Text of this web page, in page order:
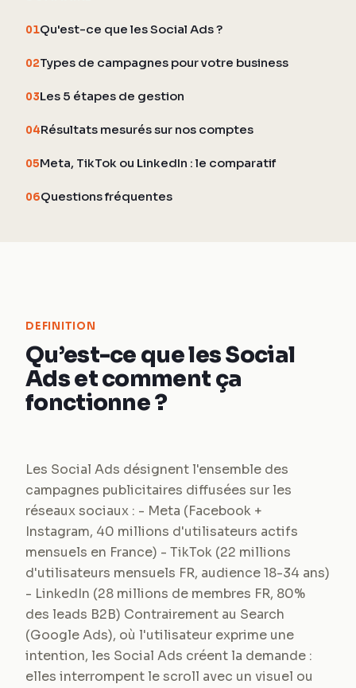
01Qu'est-ce que les Social Ads ?
02Types de campagnes pour votre business
03Les 5 étapes de gestion
04Résultats mesurés sur nos comptes
05Meta, TikTok ou LinkedIn : le comparatif
06Questions fréquentes
DEFINITION
Qu’est-ce que les Social
Ads et comment ça
fonctionne ?
Les Social Ads désignent l'ensemble des
campagnes publicitaires diffusées sur les
réseaux sociaux : - Meta (Facebook +
Instagram, 40 millions d'utilisateurs actifs
mensuels en France) - TikTok (22 millions
d'utilisateurs mensuels FR, audience 18-34 ans)
- LinkedIn (28 millions de membres FR, 80%
des leads B2B) Contrairement au Search
(Google Ads), où l'utilisateur exprime une
intention, les Social Ads créent la demande :
elles interrompent le scroll avec un visuel ou